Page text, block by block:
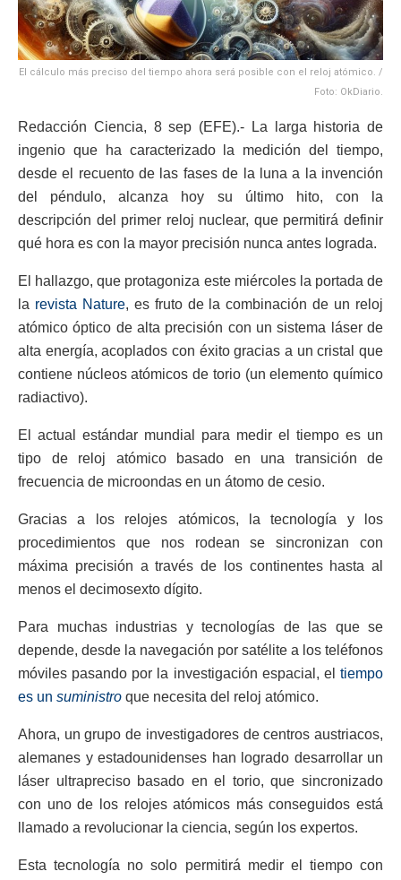
El cálculo más preciso del tiempo ahora será posible con el reloj atómico. /
Foto: OkDiario.
Redacción Ciencia, 8 sep (EFE).- La larga historia de
ingenio que ha caracterizado la medición del tiempo,
desde el recuento de las fases de la luna a la invención
del péndulo, alcanza hoy su último hito, con la
descripción del primer reloj nuclear, que permitirá definir
qué hora es con la mayor precisión nunca antes lograda.
El hallazgo, que protagoniza este miércoles la portada de
la revista Nature, es fruto de la combinación de un reloj
atómico óptico de alta precisión con un sistema láser de
alta energía, acoplados con éxito gracias a un cristal que
contiene núcleos atómicos de torio (un elemento químico
radiactivo).
El actual estándar mundial para medir el tiempo es un
tipo de reloj atómico basado en una transición de
frecuencia de microondas en un átomo de cesio.
Gracias a los relojes atómicos, la tecnología y los
procedimientos que nos rodean se sincronizan con
máxima precisión a través de los continentes hasta al
menos el decimosexto dígito.
Para muchas industrias y tecnologías de las que se
depende, desde la navegación por satélite a los teléfonos
móviles pasando por la investigación espacial, el tiempo
es un suministro que necesita del reloj atómico.
Ahora, un grupo de investigadores de centros austriacos,
alemanes y estadounidenses han logrado desarrollar un
láser ultrapreciso basado en el torio, que sincronizado
con uno de los relojes atómicos más conseguidos está
llamado a revolucionar la ciencia, según los expertos.
Esta tecnología no solo permitirá medir el tiempo con